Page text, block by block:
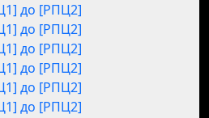
до [РПЦ2]
до [РПЦ2]
до [РПЦ2]
до [РПЦ2]
до [РПЦ2]
до [РПЦ2]